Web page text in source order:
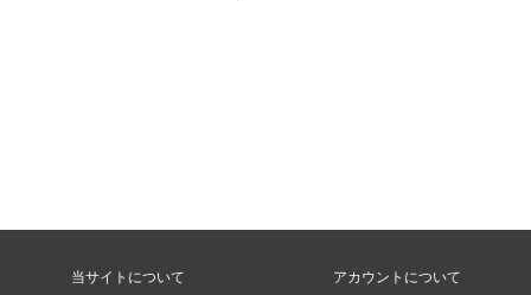
当サイトについて アカウントについて